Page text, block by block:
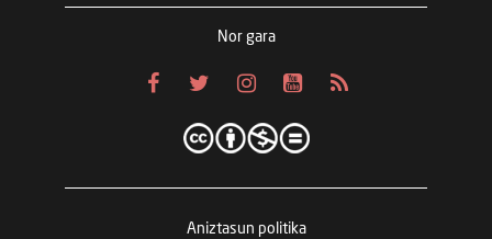
Nor gara
Aniztasun politika